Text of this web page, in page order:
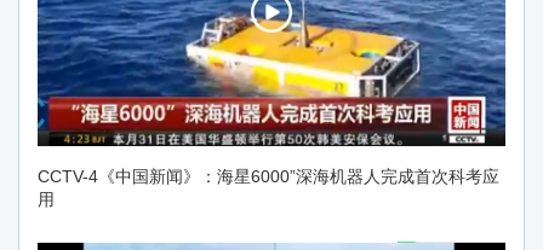
CCTV-4《中国新闻》：海星6000”深海机器人完成首次科考应
用